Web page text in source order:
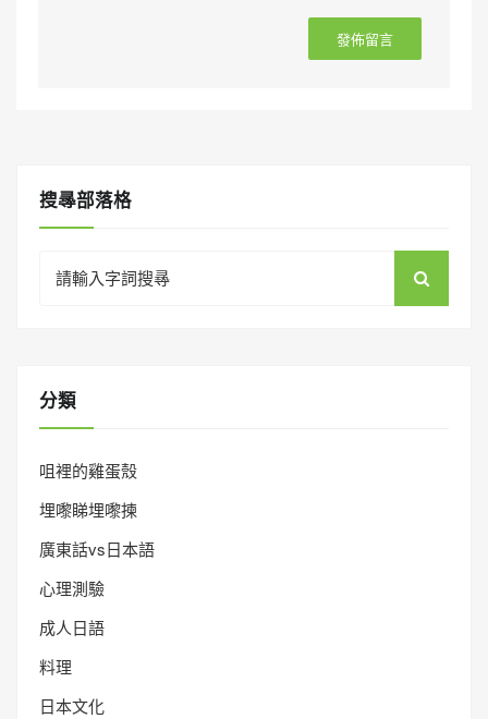
搜㝷部落格
for:
分類
咀裡的雞蛋殼
埋嚟睇埋嚟揀
廣東話vs日本語
心理測驗
成人日語
料理
日本文化